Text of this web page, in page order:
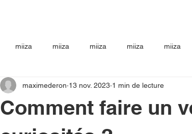
miiza miiza miiza miiza miiza
Comment faire un
maximederon 13 nov. 2023 1 min de lecture